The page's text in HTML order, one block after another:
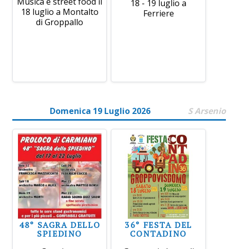
18 luglio a Montalto
di Groppallo
18 - 19 luglio a
Ferriere
Domenica 19 Luglio 2026 S Arsenio
48° SAGRA DELLO
SPIEDINO
36° FESTA DEL
CONTADINO